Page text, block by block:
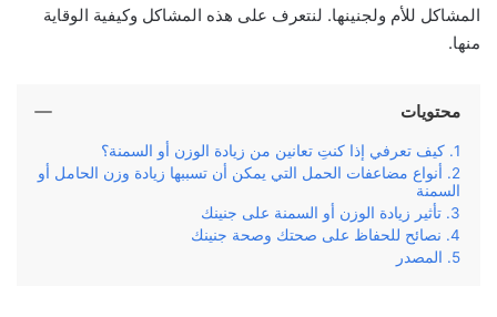
المشاكل للأم ولجنينها. لنتعرف على هذه المشاكل وكيفية الوقاية
منها.
محتويات
كيف تعرفي إذا كنتِ تعانين من زيادة الوزن أو السمنة؟
أنواع مضاعفات الحمل التي يمكن أن تسببها زيادة وزن الحامل أو
السمنة
تأثير زيادة الوزن أو السمنة على جنينك
نصائح للحفاظ على صحتك وصحة جنينك
المصدر